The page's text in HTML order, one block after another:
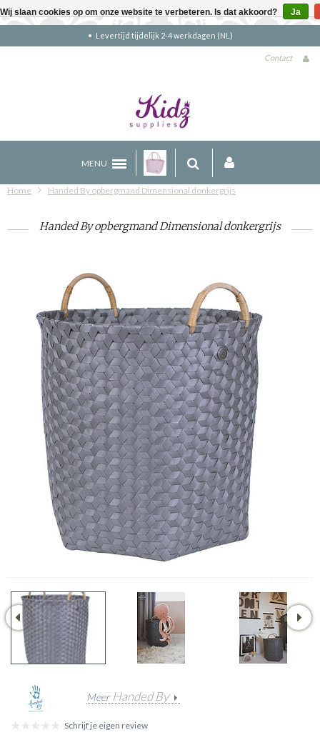
Gratis verzending boven €90 (NL)
Contact
MENU
Home Handed By opbergmand Dimensional donkergrijs
Handed By opbergmand Dimensional donkergrijs
Meer Handed By
Schrijf je eigen review
Wij slaan cookies op om onze website te verbeteren. Is dat akkoord? Ja